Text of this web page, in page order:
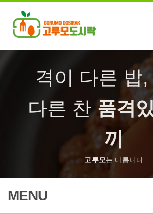
격이 다른 밥
다른 찬품격
끼
고루모는 다릅니다
MENU